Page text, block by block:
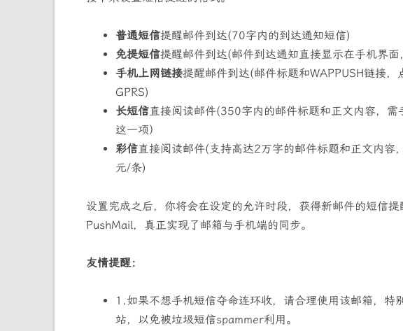
普通短信提醒邮件到达(70字内的到达通知短信)
免提短信提醒邮件到达(邮件到达通知直接显示在手机界
手机上网链接提醒邮件到达(邮件标题和WAPPUSH链接
GPRS)
长短信直接阅读邮件(350字内的邮件标题和正文内容，
这一项）
彩信直接阅读邮件(支持高达2万字的邮件标题和正文内容
元/条)
设置完成之后，你将会在设定的允许时段，获得新邮件的短信
PushMail，真正实现了邮箱与手机端的同步。
友情提醒：
1.如果不想手机短信夺命连环收，请合理使用该邮箱，特
站，以免被垃圾短信spammer利用。